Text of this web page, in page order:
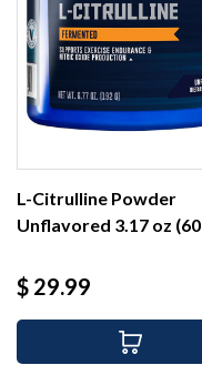
L-Citrulline Powder
Unflavored 3.17 oz (60
Precio
$ 29.99